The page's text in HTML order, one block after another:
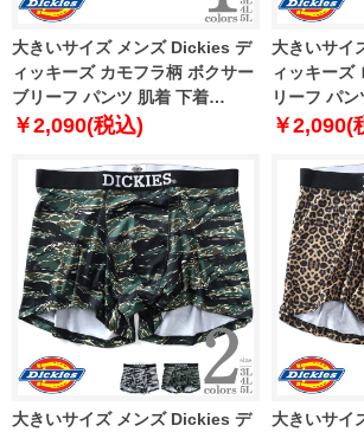
大きいサイズ メンズ Dickies デ
ィッキーズ カモフラ柄 ボクサー
ブリーフ パンツ 肌着 下着
80212600
￥2,090(税込)
大きいサイ
ィッキーズ
リーフ パ
80212700
￥2,090(
大きいサイズ メンズ Dickies デ
大きいサイ